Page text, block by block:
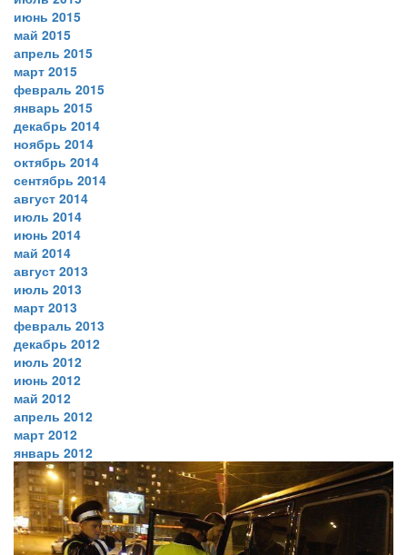
июнь 2015
май 2015
апрель 2015
март 2015
февраль 2015
январь 2015
декабрь 2014
ноябрь 2014
октябрь 2014
сентябрь 2014
август 2014
июль 2014
июнь 2014
май 2014
август 2013
июль 2013
март 2013
февраль 2013
декабрь 2012
июль 2012
июнь 2012
май 2012
апрель 2012
март 2012
январь 2012